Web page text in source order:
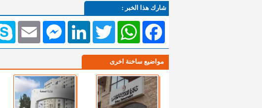
شارك هذا الخبر :
EmailMessengerLinkedIn TwitterWhatsAppFacebook
مواضيع ساخنة اخرى